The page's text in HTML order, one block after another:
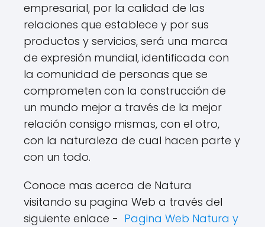
empresarial, por la calidad de las
relaciones que establece y por sus
productos y servicios, será una marca
de expresión mundial, identificada con
la comunidad de personas que se
comprometen con la construcción de
un mundo mejor a través de la mejor
relación consigo mismas, con el otro,
con la naturaleza de cual hacen parte y
con un todo.
Conoce mas acerca de Natura
visitando su pagina Web a través del
siguiente enlace - Pagina Web Natura y